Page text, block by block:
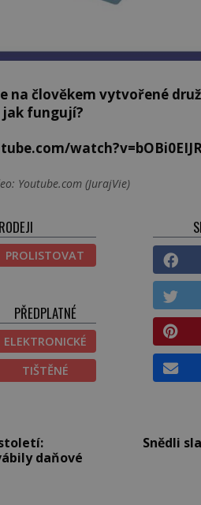
na člověkem vytvořené
fungují?
Youtube.com (JurajVie)
PROLISTOVAT
PŘEDPLATNÉ
ELEKTRONICKÉ
TIŠTĚNÉ
daňové
Snědli